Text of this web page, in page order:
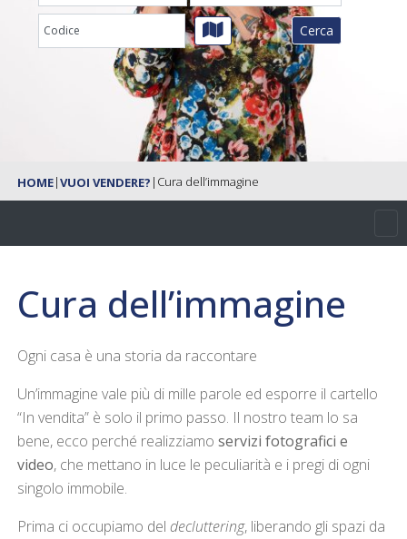
HOME|VUOI VENDERE? | Cura dell’immagine
Cura dell’immagine
Ogni casa è una storia da raccontare
Un’immagine vale più di mille parole ed esporre il cartello
“In vendita” è solo il primo passo. Il nostro team lo sa
bene, ecco perché realizziamoservizi fotografici e
video, che mettano in luce le peculiarità e i pregi di ogni
singolo immobile.
Prima ci occupiamo deldecluttering, liberando gli spazi da